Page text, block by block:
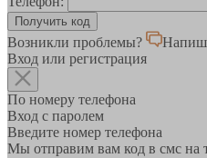
Возникли проблемы?
Вход или регистрация
По номеру телефона
Вход с паролем
Введите номер телефона
Мы отправим вам код в смс на